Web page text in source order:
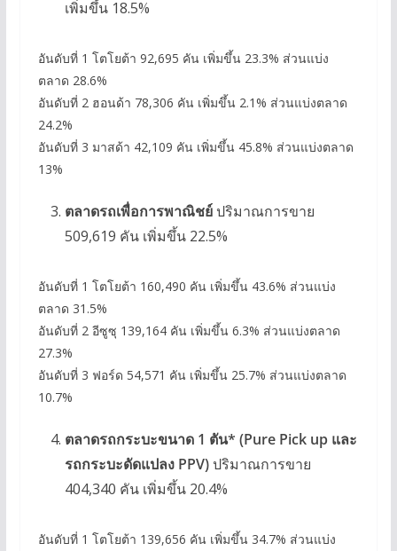
เพิ่มขึ้น 18.5%
อันดับที่ 1 โตโยต้า 92,695 คัน เพิ่มขึ้น 23.3% ส่วนแบ่ง
ตลาด 28.6%
อันดับที่ 2 ฮอนด้า 78,306 คัน เพิ่มขึ้น 2.1% ส่วนแบ่งตลาด
24.2%
อันดับที่ 3 มาสด้า 42,109 คัน เพิ่มขึ้น 45.8% ส่วนแบ่งตลาด
13%
ตลาดรถเพื่อการพาณิชย์ปริมาณการขาย
509,619 คัน เพิ่มขึ้น 22.5%
อันดับที่ 1 โตโยต้า 160,490 คัน เพิ่มขึ้น 43.6% ส่วนแบ่ง
ตลาด 31.5%
อันดับที่ 2 อีซูซุ 139,164 คัน เพิ่มขึ้น 6.3% ส่วนแบ่งตลาด
27.3%
อันดับที่ 3 ฟอร์ด 54,571 คัน เพิ่มขึ้น 25.7% ส่วนแบ่งตลาด
10.7%
ตลาดรถกระบะขนาด 1 ตัน* (Pure Pick up และ
รถกระบะดัดแปลง PPV)ปริมาณการขาย
404,340 คัน เพิ่มขึ้น 20.4%
อันดับที่ 1 โตโยต้า 139,656 คัน เพิ่มขึ้น 34.7% ส่วนแบ่ง